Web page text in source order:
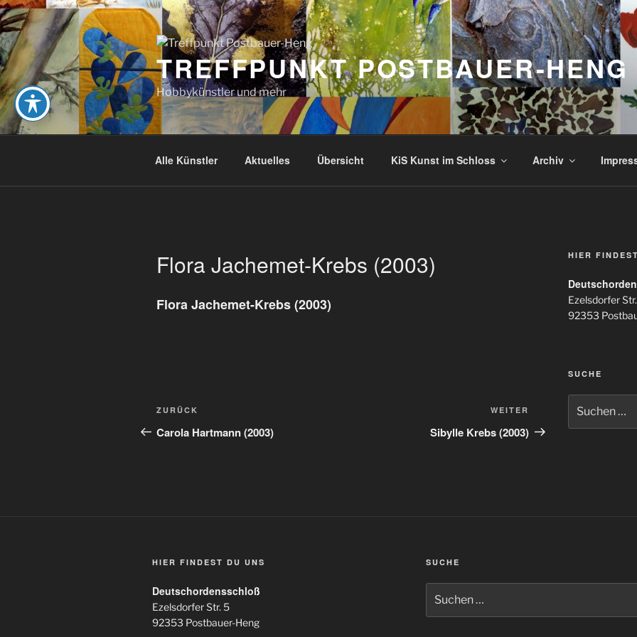
Zum
Inhalt
springen
TREFFPUNKT POSTBAUER-HENG
Hobbykünstler und mehr
Alle Künstler Aktuelles Übersicht KiS Kunst im Schloss Archiv
Flora Jachemet-Krebs (2003)
Flora Jachemet-Krebs (2003)
Beitragsnavigation
Vorheriger
Beitrag
ZURÜCK
Carola Hartmann (2003)
Nächster
Beitrag
WEITER
Sibylle Krebs (2003)
HIER
Ezelsdorfer
92353
SUCHE
nach:
HIER FINDEST DU UNS
Deutschordensschloß
Ezelsdorfer Str. 5
92353 Postbauer-Heng
SUCHE
nach: